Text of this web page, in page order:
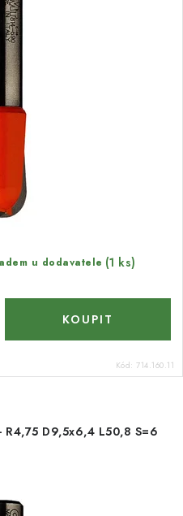
u dodavatele (1 ks)
Kód: 714.160.11
D9,5x6,4 L50,8 S=6